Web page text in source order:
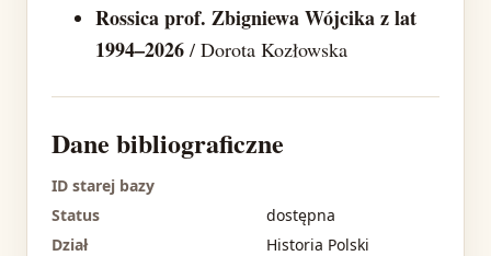
Rossica prof. Zbigniewa Wójcika z lat
1994–2026 / Dorota Kozłowska
Dane bibliograficzne
ID starej bazy
Status
dostępna
Dział
Historia Polski